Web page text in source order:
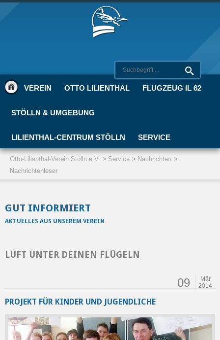
VEREIN OTTO LILIENTHAL FLUGZEUG IL 62
STÖLLN & UMGEBUNG
LILIENTHAL-CENTRUM STÖLLN SERVICE
Otto-Lilienthal-Verein Stölln e.V. Service
Nachrichten
Nachrichtenleser
GUT INFORMIERT
AKTUELLES AUS UNSEREM VEREIN
LUFT UNTER DEINEN FLÜGELN
09
Mär
2014
PROJEKT FÜR KINDER UND JUGENDLICHE